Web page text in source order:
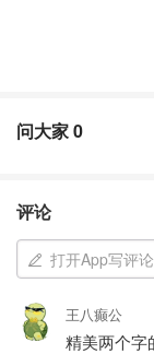
问大家0
评论
打开App写评论
王八癫公
精美两个字